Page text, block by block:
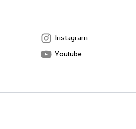
Instagram
Youtube